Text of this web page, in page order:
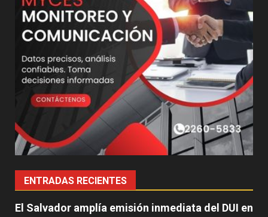
ENTRADAS RECIENTES
El Salvador amplía emisión inmediata del DUI en